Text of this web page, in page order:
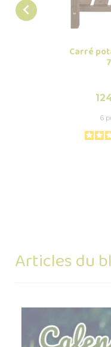

Carré
6
Articles du